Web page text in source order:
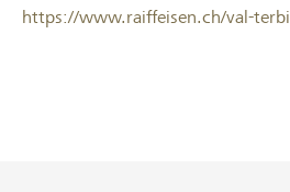
https://www.raiffeisen.ch/val-terbi